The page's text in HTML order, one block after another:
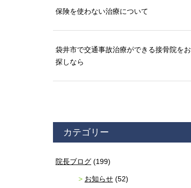
保険を使わない治療について
袋井市で交通事故治療ができる接骨院をお
探しなら
カテゴリー
院長ブログ (199)
お知らせ (52)